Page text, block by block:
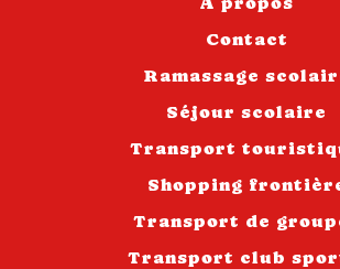
Contact
Ramassage
Séjour scolaire
Transport
Shopping
Transport de
Transport club